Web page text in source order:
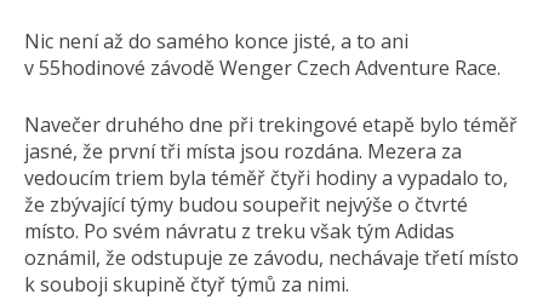
Nic není až do samého konce jisté, a to ani
v 55hodinové závodě Wenger Czech Adventure Race.
Navečer druhého dne při trekingové etapě bylo téměř
jasné, že první tři místa jsou rozdána. Mezera za
vedoucím triem byla téměř čtyři hodiny a vypadalo to,
že zbývající týmy budou soupeřit nejvýše o čtvrté
místo. Po svém návratu z treku však tým Adidas
oznámil, že odstupuje ze závodu, nechávaje třetí místo
k souboji skupině čtyř týmů za nimi.